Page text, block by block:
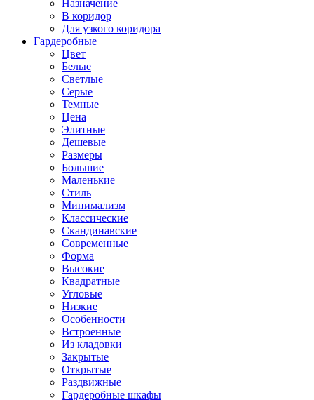
Назначение
В коридор
Для узкого коридора
Гардеробные
Цвет
Белые
Светлые
Серые
Темные
Цена
Элитные
Дешевые
Размеры
Большие
Маленькие
Стиль
Минимализм
Классические
Скандинавские
Современные
Форма
Высокие
Квадратные
Угловые
Низкие
Особенности
Встроенные
Из кладовки
Закрытые
Открытые
Раздвижные
Гардеробные шкафы